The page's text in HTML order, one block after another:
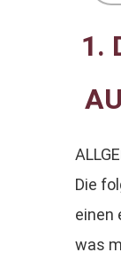
1.
Die
einen
was